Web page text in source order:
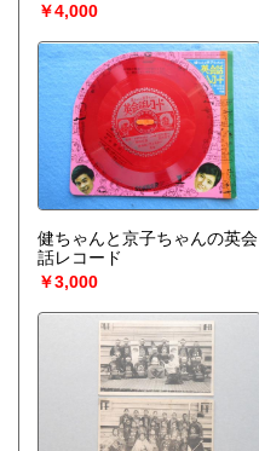
￥4,000
健ちゃんと京子ちゃんの英会
話レコード
￥3,000